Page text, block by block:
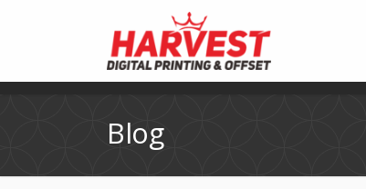
Blog